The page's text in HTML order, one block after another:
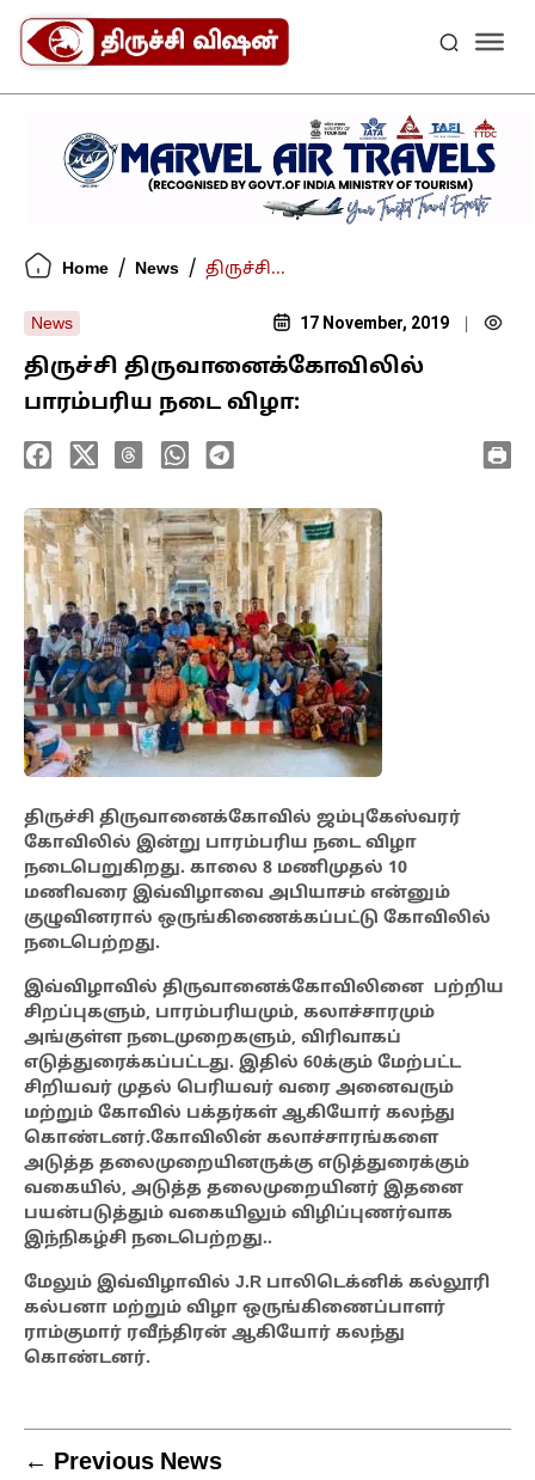
Home / News / திருச்சி...
News 17 November, 2019
திருச்சி திருவானைக்கோவிலில்
பாரம்பரிய நடை விழா:
திருச்சி திருவானைக்கோவில் ஜம்புகேஸ்வரர்
கோவிலில் இன்று பாரம்பரிய நடை விழா
நடைபெறுகிறது. காலை 8 மணிமுதல் 10
மணிவரை இவ்விழாவை அபியாசம் என்னும்
குழுவினரால் ஒருங்கிணைக்கப்பட்டு கோவிலில்
நடைபெற்றது.
இவ்விழாவில் திருவானைக்கோவிலினை பற்றிய
சிறப்புகளும், பாரம்பரியமும், கலாச்சாரமும்
அங்குள்ள நடைமுறைகளும், விரிவாகப்
எடுத்துரைக்கப்பட்டது. இதில் 60க்கும் மேற்பட்ட
சிறியவர் முதல் பெரியவர் வரை அனைவரும்
மற்றும் கோவில் பக்தர்கள் ஆகியோர் கலந்து
கொண்டனர்.கோவிலின் கலாச்சாரங்களை
அடுத்த தலைமுறையினருக்கு எடுத்துரைக்கும்
வகையில், அடுத்த தலைமுறையினர் இதனை
பயன்படுத்தும் வகையிலும் விழிப்புணர்வாக
இந்நிகழ்சி நடைபெற்றது..
மேலும் இவ்விழாவில் J.R பாலிடெக்னிக் கல்லூரி
கல்பனா மற்றும் விழா ஒருங்கிணைப்பாளர்
ராம்குமார் ரவீந்திரன் ஆகியோர் கலந்து
கொண்டனர்.
← Previous News